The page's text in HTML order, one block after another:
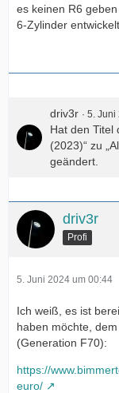
es keinen R6
6-Zylinder entwickelt..
driv3r 5. Juni
Hat den Titel
(2023)“ zu
geändert.
driv3r
Profi
5. Juni 2024 um 00:44
Ich weiß, es ist
haben möchte,
(Generation F70):
https://
euro/